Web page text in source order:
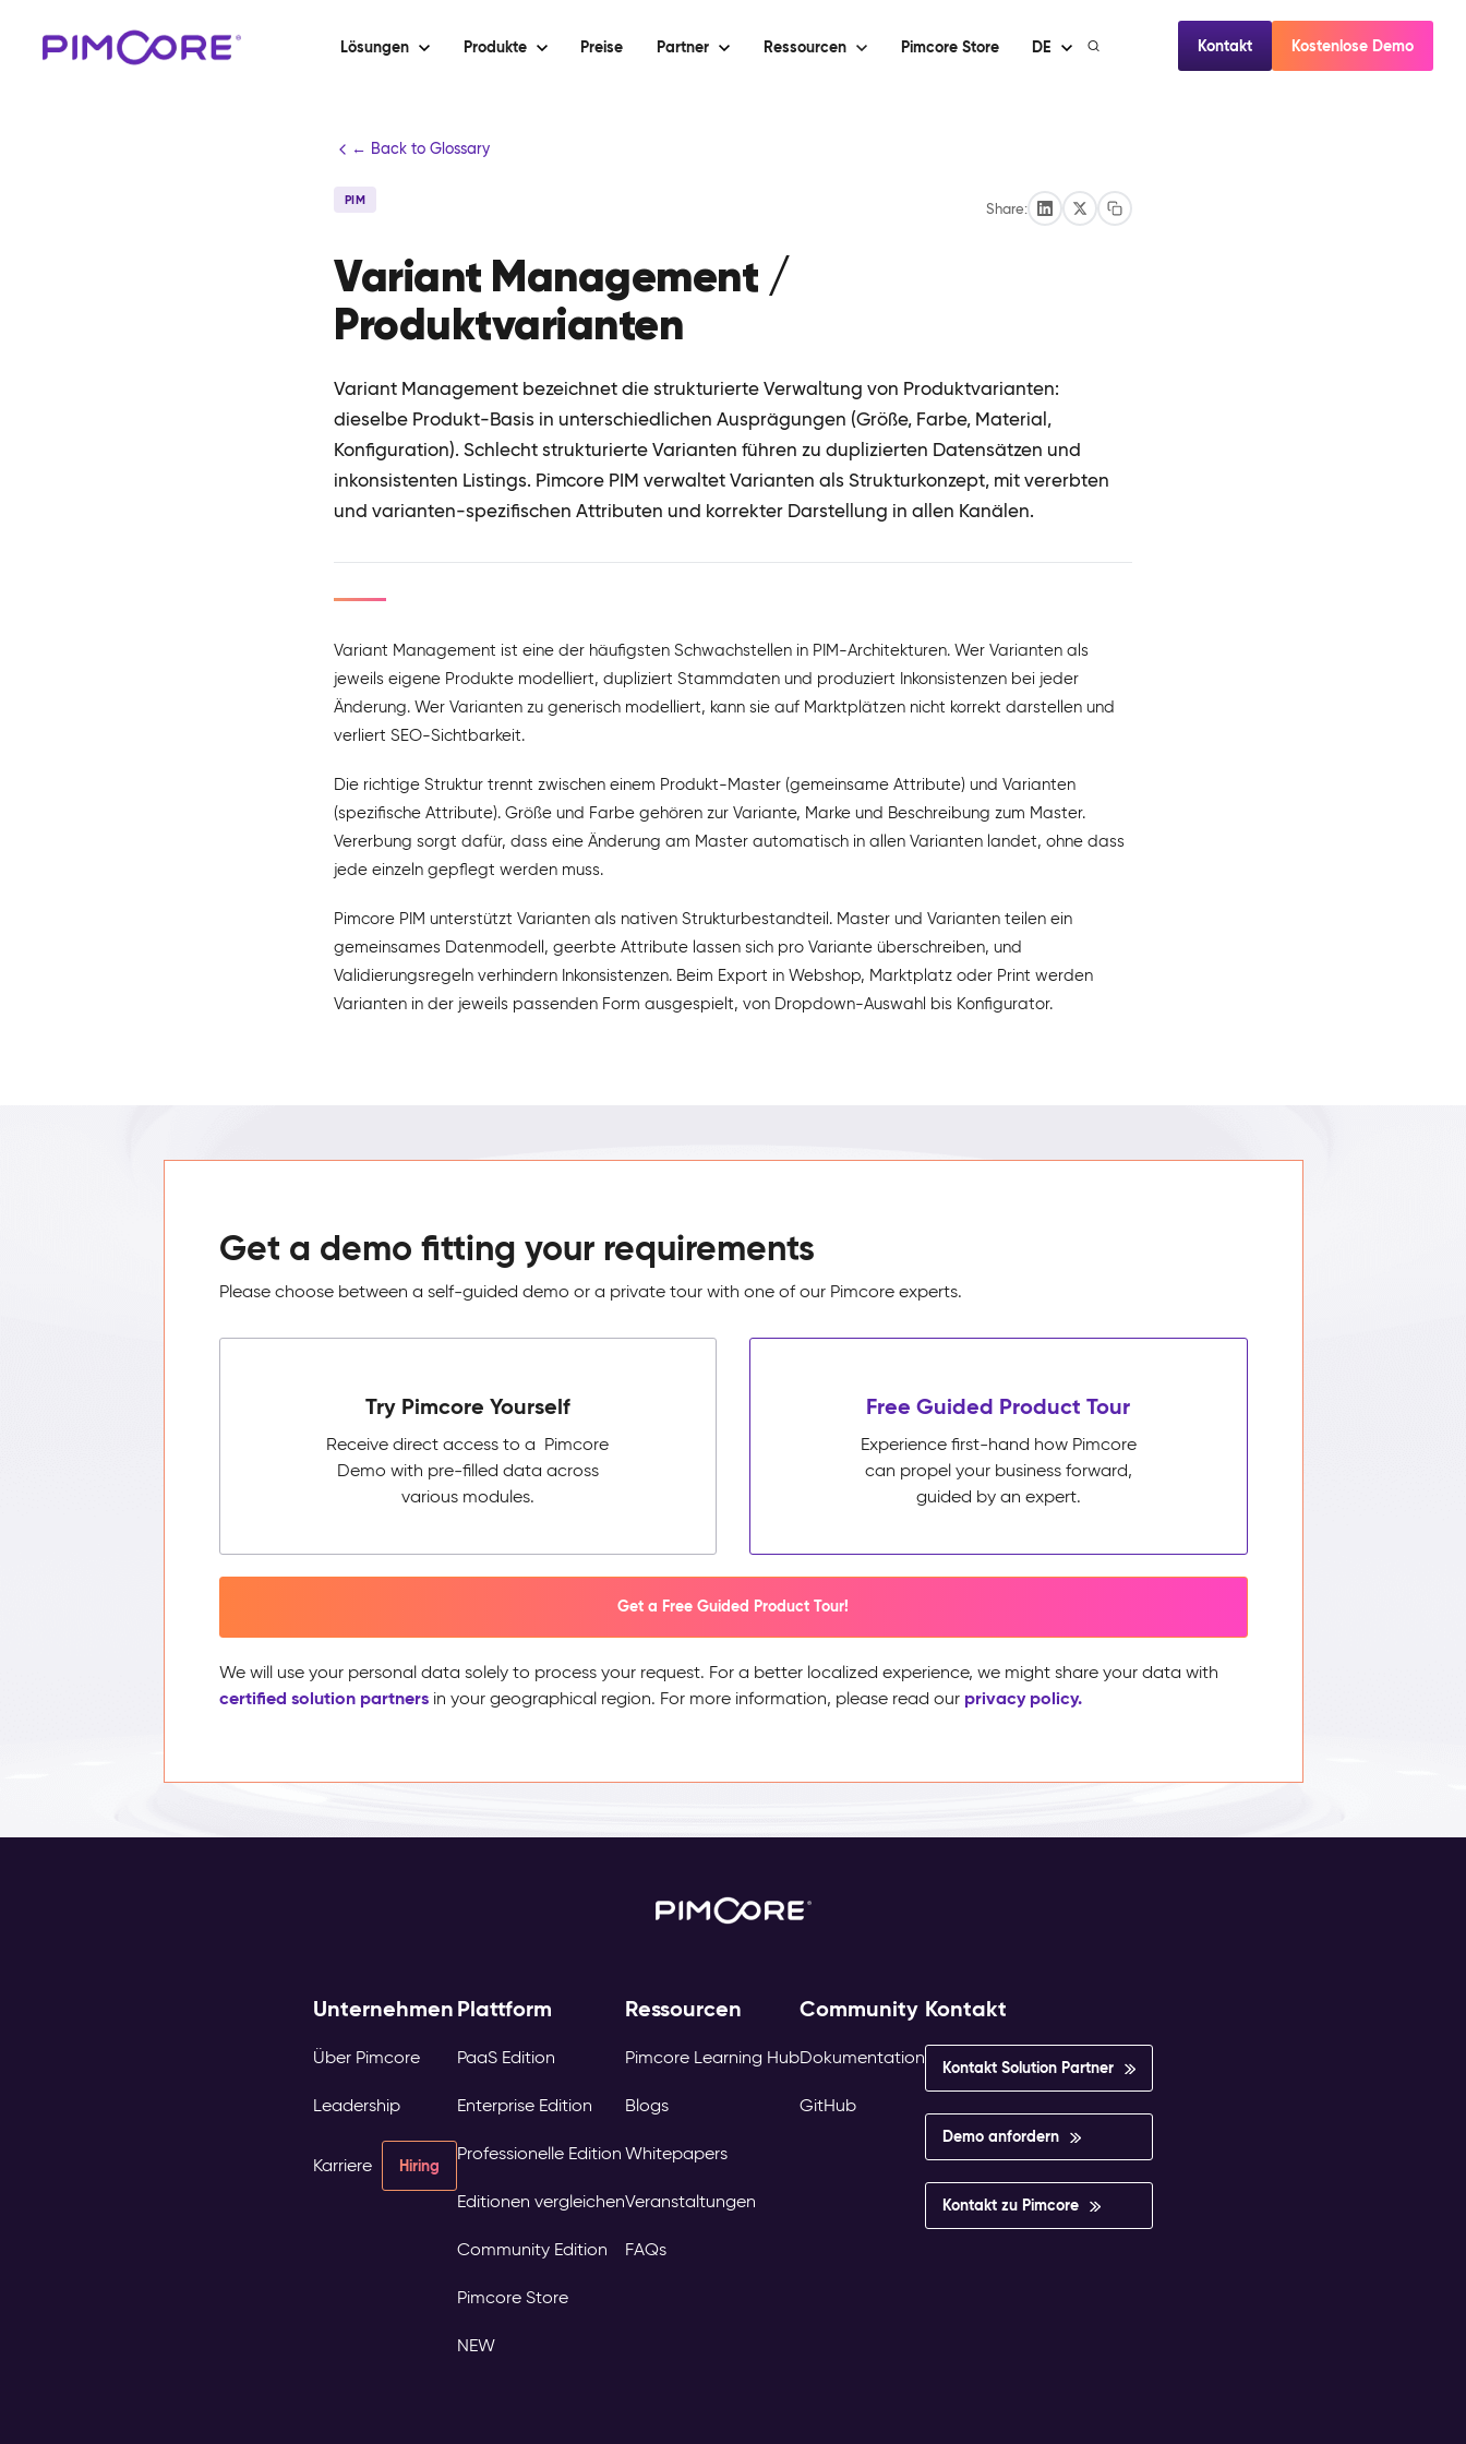
Lösungen Produkte Preise Partner Ressourcen Pimcore Store DE Kontakt Kostenlose Demo
← Back to Glossary
PIM Share:
Variant Management /
Produktvarianten
Variant Management bezeichnet die strukturierte Verwaltung von Produktvarianten:
dieselbe Produkt-Basis in unterschiedlichen Ausprägungen (Größe, Farbe, Material,
Konfiguration). Schlecht strukturierte Varianten führen zu duplizierten Datensätzen und
inkonsistenten Listings. Pimcore PIM verwaltet Varianten als Strukturkonzept, mit vererbten
und varianten-spezifischen Attributen und korrekter Darstellung in allen Kanälen.
Variant Management ist eine der häufigsten Schwachstellen in PIM-Architekturen. Wer Varianten als
jeweils eigene Produkte modelliert, dupliziert Stammdaten und produziert Inkonsistenzen bei jeder
Änderung. Wer Varianten zu generisch modelliert, kann sie auf Marktplätzen nicht korrekt darstellen und
verliert SEO-Sichtbarkeit.
Die richtige Struktur trennt zwischen einem Produkt-Master (gemeinsame Attribute) und Varianten
(spezifische Attribute). Größe und Farbe gehören zur Variante, Marke und Beschreibung zum Master.
Vererbung sorgt dafür, dass eine Änderung am Master automatisch in allen Varianten landet, ohne dass
jede einzeln gepflegt werden muss.
Pimcore PIM unterstützt Varianten als nativen Strukturbestandteil. Master und Varianten teilen ein
gemeinsames Datenmodell, geerbte Attribute lassen sich pro Variante überschreiben, und
Validierungsregeln verhindern Inkonsistenzen. Beim Export in Webshop, Marktplatz oder Print werden
Varianten in der jeweils passenden Form ausgespielt, von Dropdown-Auswahl bis Konfigurator.
Get a demo fitting your requirements
Please choose between a self-guided demo or a private tour with one of our Pimcore experts.
Try Pimcore Yourself
Receive direct access to a Pimcore
Demo with pre-filled data across
various modules.
Free Guided Product Tour
Experience first-hand how Pimcore
can propel your business forward,
guided by an expert.
Get a Free Guided Product Tour!
We will use your personal data solely to process your request. For a better localized experience, we might share your data with
certified solution partnersin your geographical region. For more information, please read our privacy policy.
Unternehmen
Über Pimcore
Leadership
Karriere Hiring
Plattform
PaaS Edition
Enterprise Edition
Professionelle Edition
Editionen vergleichen
Community Edition
Pimcore Store
NEW
Ressourcen
Pimcore Learning Hub
Blogs
Whitepapers
Veranstaltungen
FAQs
Community
Dokumentation
GitHub
Kontakt
Kontakt Solution Partner
Demo anfordern
Kontakt zu Pimcore